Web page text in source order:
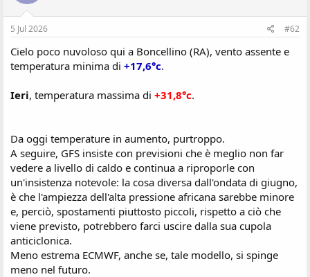
5 Jul 2026 #62
Cielo poco nuvoloso qui a Boncellino (RA), vento assente e
temperatura minima di +17,6°c.
Ieri, temperatura massima di +31,8°c.
Da oggi temperature in aumento, purtroppo.
A seguire, GFS insiste con previsioni che è meglio non far
vedere a livello di caldo e continua a riproporle con
un'insistenza notevole: la cosa diversa dall'ondata di giugno,
è che l'ampiezza dell'alta pressione africana sarebbe minore
e, perciò, spostamenti piuttosto piccoli, rispetto a ciò che
viene previsto, potrebbero farci uscire dalla sua cupola
anticiclonica.
Meno estrema ECMWF, anche se, tale modello, si spinge
meno nel futuro.